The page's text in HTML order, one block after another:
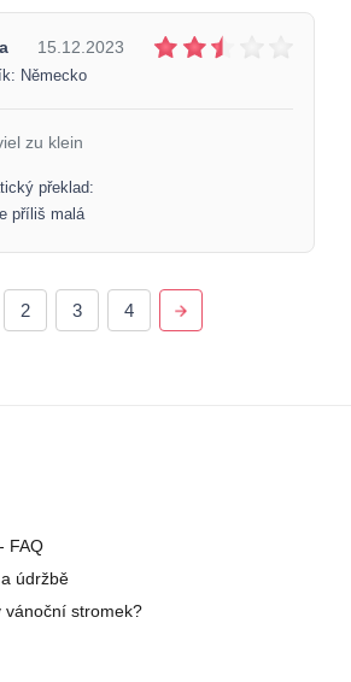
15.12.2023
Německo
zu klein
překlad:
příliš malá
2 3 4
FAQ
údržbě
vánoční stromek?